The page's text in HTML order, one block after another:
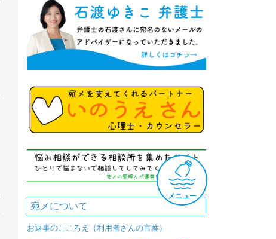
メニュー
宛メについて
お返事のこころえ（利用者さんの言葉）